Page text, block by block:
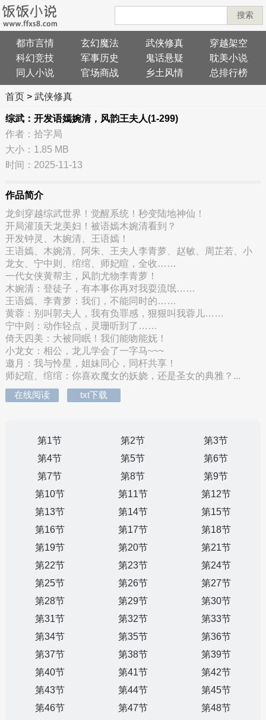
搜索
都市言情 玄幻魔法 武侠修真
穿越架空
科幻竞技
军事历史 鬼话悬疑
耽美小说
同人小说
官场商战 乡土风情 总排行榜
首页> 武侠修真
综武：开发语嫣婉清，风韵王夫人(1-299)
作者：拾字局
大小：1.85 MB
时间：2025-11-13
作品简介
龙剑穿越综武世界！觉醒系统！秒变陆地神仙！
开局灌顶天龙美妇！被语嫣木婉清看到？
开发钟灵、木婉清、王语嫣！
王语嫣、木婉清、阿朱、王夫人李青萝、赵敏、周芷若、小
龙女、宁中则、绾绾、师妃暄，全收……
一代女侠黄帮主，风韵尤物李青萝！
木婉清：登徒子，有本事你再对我耍流氓……
王语嫣、李青萝：我们，不能同时的……
黄蓉：别叫郭夫人，我有负罪感，狠狠叫我蓉儿……
宁中则：动作轻点，灵珊听到了……
倚天四美：大被同眠！我们能吻能妩！
小龙女：相公，龙儿学会了一字马~~~
邀月：我与怜星，姐妹同心，同杆共享！
师妃暄、绾绾：你喜欢魔女的妖娆，还是圣女的典雅？...
在线阅读
txt下载
第1节 第2节
第3节
第4节
第5节
第6节
第7节
第8节
第9节
第10节
第11节
第12节
第13节
第14节
第15节
第16节
第17节
第18节
第19节
第20节
第21节
第22节
第23节
第24节
第25节
第26节
第27节
第28节
第29节
第30节
第31节
第32节
第33节
第34节
第35节
第36节
第37节
第38节
第39节
第40节
第41节
第42节
第43节
第44节
第45节
第46节
第47节
第48节